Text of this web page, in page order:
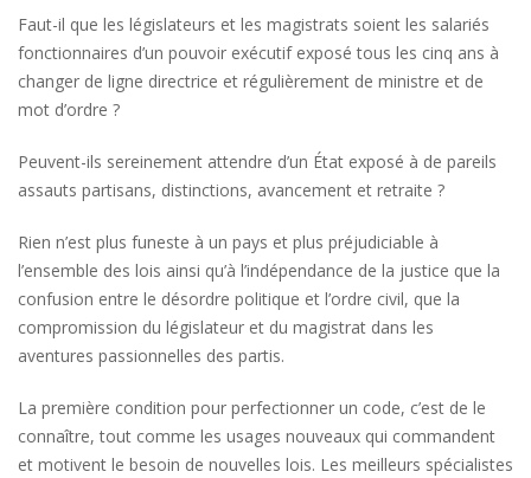
Faut-il que les législateurs et les magistrats soient les salariés
fonctionnaires d’un pouvoir exécutif exposé tous les cinq ans à
changer de ligne directrice et régulièrement de ministre et de
mot d’ordre ?
Peuvent-ils sereinement attendre d’un État exposé à de pareils
assauts partisans, distinctions, avancement et retraite ?
Rien n’est plus funeste à un pays et plus préjudiciable à
l’ensemble des lois ainsi qu’à l’indépendance de la justice que la
confusion entre le désordre politique et l’ordre civil, que la
compromission du législateur et du magistrat dans les
aventures passionnelles des partis.
La première condition pour perfectionner un code, c’est de le
connaître, tout comme les usages nouveaux qui commandent
et motivent le besoin de nouvelles lois. Les meilleurs spécialistes